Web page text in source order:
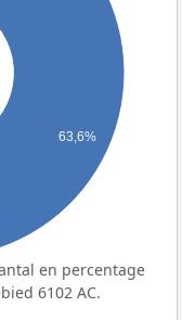
63,6%
en percentage
6102 AC.